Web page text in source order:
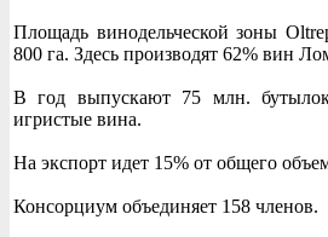
Площадь винодельческой зоны
800 га. Здесь производят 62% вин
В год выпускают 75 млн.
игристые вина.
На экспорт идет 15% от общего
Консорциум объединяет 158 членов.